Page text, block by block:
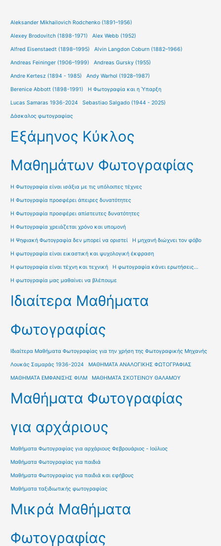
Aleksander Mikhailovich Rodchenko (1891–1956)
Alexey Brodovitch (1898-1971) Alex Webb (1952)
Alfred Eisenstaedt (1898–1995) Alvin Langdon Coburn (1882–1966)
Andreas Feininger (1906–1999) Andreas Gursky (1955)
Andre Kertesz (1894 - 1985) Andy Warhol (1928–1987)
Berenice Abbott (1898-1991) H Φωτογραφία και η Ύπαρξη
Lucas Samaras 1936-2024 Sebastiao Salgado (1944 - 2025)
Δάσκαλος φωτογραφίας
Εξάμηνος Κύκλος
Μαθημάτων Φωτογραφίας
Η Φωτογραφία είναι ισάξια με τις υπόλοιπες τέχνες
Η Φωτογραφία προσφέρει άπειρες δυνατότητες
Η Φωτογραφία προσφέρει απίστευτες δυνατότητες
Η Φωτογραφία χρειάζεται χρόνο και υπομονή
Η Ψηφιακή Φωτογραφία δεν μπορεί να οριστεί Η μηχανή διώχνει τον φόβο
Η φωτογραφία είναι εικαστική και ψυχολογική έκφραση
Η φωτογραφία είναι τέχνη και τεχνική Η φωτογραφία κάνει ερωτήσεις...
Η φωτογραφία μας μαθαίνει να βλέπουμε
Ιδιαίτερα Μαθήματα
Φωτογραφίας
Ιδιαίτερα Μαθήματα Φωτογραφίας για την χρήση της Φωτογραφικής Μηχανής
Λουκάς Σαμαράς 1936-2024 ΜΑΘΗΜΑΤΑ ΑΝΑΛΟΓΙΚΗΣ ΦΩΤΟΓΡΑΦΙΑΣ
ΜΑΘΗΜΑΤΑ ΕΜΦΑΝΙΣΗΣ ΦΙΛΜ ΜΑΘΗΜΑΤΑ ΣΚΟΤΕΙΝΟΥ ΘΑΛΑΜΟΥ
Μαθήματα Φωτογραφίας
για αρχάριους
Μαθήματα Φωτογραφίας για αρχάριους Φεβρουάριος - Ιούλιος
Μαθήματα Φωτογραφίας για παιδιά
Μαθήματα Φωτογραφίας για παιδιά και εφήβους
Μαθήματα ταξιδιωτικής φωτογραφίας
Μικρά Μαθήματα
Φωτογραφίας